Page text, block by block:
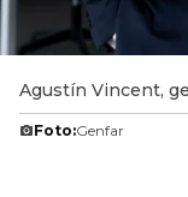
Agustín Vincent,
Foto:Genfar